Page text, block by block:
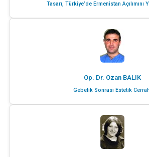
Tasarı, Türkiye’de Ermenistan Açılımını
Op. Dr. Ozan BALIK
Gebelik Sonrası Estetik